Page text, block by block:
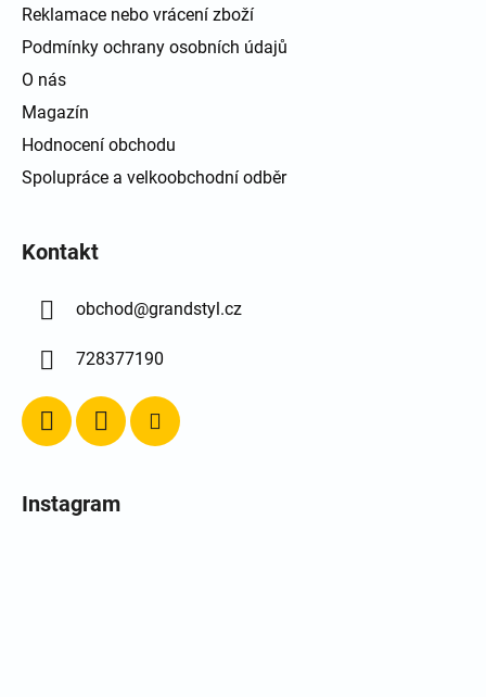
Reklamace nebo vrácení zboží
Podmínky ochrany osobních údajů
O nás
Magazín
Hodnocení obchodu
Spolupráce a velkoobchodní odběr
Kontakt
obchod@grandstyl.cz
728377190
Instagram